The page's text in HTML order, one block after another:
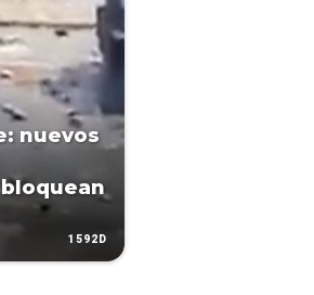
nuevos
1592D